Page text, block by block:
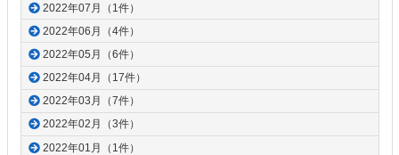
2022年07月（1件）
2022年06月（4件）
2022年05月（6件）
2022年04月（17件）
2022年03月（7件）
2022年02月（3件）
2022年01月（1件）